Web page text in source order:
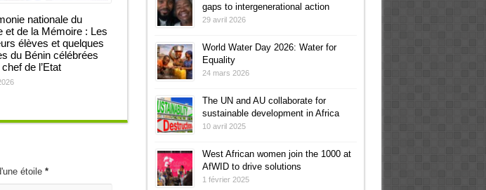
nationale du
et de la Mémoire : Les
élèves et quelques
du Bénin célébrées
de l’Etat
étoile *
gaps to intergenerational action
29 avril 2026
World Water Day 2026: Water for
Equality
24 mars 2026
The UN and AU collaborate for
sustainable development in Africa
10 avril 2025
West African women join the 1000 at
AfWID to drive solutions
1 février 2025